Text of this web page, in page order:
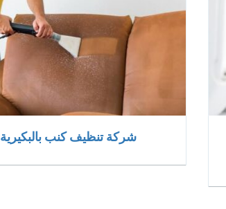
شركة تنظيف كنب بالبكيرية